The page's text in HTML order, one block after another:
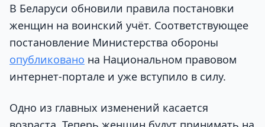
В Беларуси обновили правила постановки
женщин на воинский учёт. Соответствующее
постановление Министерства обороны
опубликовано на Национальном правовом
интернет-портале и уже вступило в силу.
Одно из главных изменений касается